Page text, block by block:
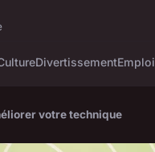
DivertissementEmploi
votre technique